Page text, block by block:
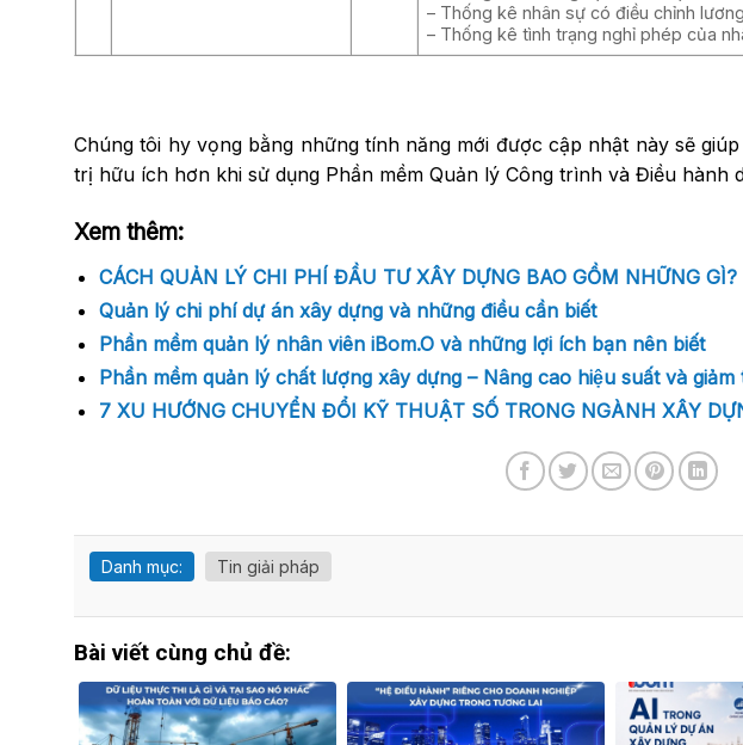
– Thống kê nhân sự có điều chỉnh lương
– Thống kê tình trạng nghỉ phép của
Chúng tôi hy vọng bằng những tính năng mới được cập nhật này sẽ
trị hữu ích hơn khi sử dụng Phần mềm Quản lý Công trình và Điều hành
Xem thêm:
CÁCH QUẢN LÝ CHI PHÍ ĐẦU TƯ XÂY DỰNG BAO GỒM NHỮNG GÌ?
Quản lý chi phí dự án xây dựng và những điều cần biết
Phần mềm quản lý nhân viên iBom.O và những lợi ích bạn nên biết
Phần mềm quản lý chất lượng xây dựng – Nâng cao hiệu suất và
7 XU HƯỚNG CHUYỂN ĐỔI KỸ THUẬT SỐ TRONG NGÀNH XÂY
Danh mục: Tin giải pháp
Bài viết cùng chủ đề: